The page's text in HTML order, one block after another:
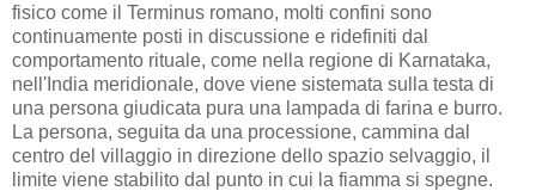
fisico come il Terminus romano, molti confini sono
continuamente posti in discussione e ridefiniti dal
comportamento rituale, come nella regione di Karnataka,
nell'India meridionale, dove viene sistemata sulla testa di
una persona giudicata pura una lampada di farina e burro.
La persona, seguita da una processione, cammina dal
centro del villaggio in direzione dello spazio selvaggio, il
limite viene stabilito dal punto in cui la fiamma si spegne.